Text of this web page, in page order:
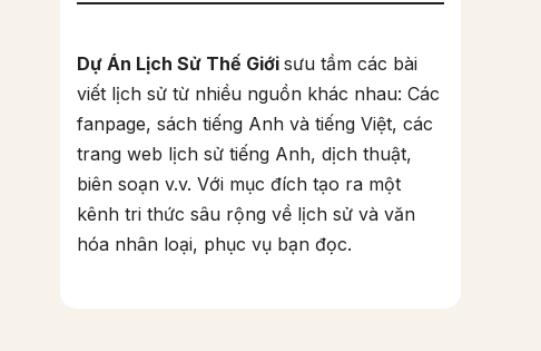
Dự Án Lịch Sử Thế Giới sưu tầm các bài
viết lịch sử từ nhiều nguồn khác nhau: Các
fanpage, sách tiếng Anh và tiếng Việt, các
trang web lịch sử tiếng Anh, dịch thuật,
biên soạn v.v. Với mục đích tạo ra một
kênh tri thức sâu rộng về lịch sử và văn
hóa nhân loại, phục vụ bạn đọc.